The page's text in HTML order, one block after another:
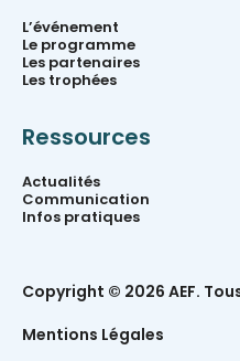
L’événement
Le programme
Les partenaires
Les trophées
Ressources
Actualités
Communication
Infos pratiques
Copyright © 2026 AEF.
Mentions Légales